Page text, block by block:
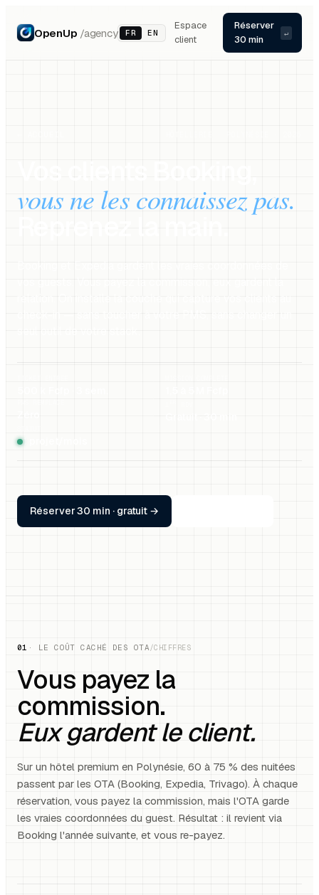
OpenUp /agency FR EN
Espace
client
Réserver
30 min
↵
Vos clients Booking,
vous ne les connaissez pas.
Reprenez la main.
Booking et Expedia gardent les vraies coordonnées de
vos guests. Vous payez la commission, eux gardent la
relation. On installe la couche qui capture vos clients au
check-in — sans toucher à votre PMS, sans changer un
seul outil de votre stack.
1 projet/mois
Réserver 30 min · gratuit →
01 · LE COÛT CACHÉ DES OTA/CHIFFRES
Vous payez la
commission.
Eux gardent le client.
Sur un hôtel premium en Polynésie, 60 à 75 % des nuitées
passent par les OTA (Booking, Expedia, Trivago). À chaque
réservation, vous payez la commission, mais l'OTA garde
les vraies coordonnées du guest. Résultat : il revient via
Booking l'année suivante, et vous re-payez.